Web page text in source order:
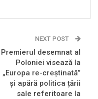
NEXT POST
Premierul desemnat al
Poloniei visează la
„Europa re-creștinată”
și apără politica țării
sale referitoare la